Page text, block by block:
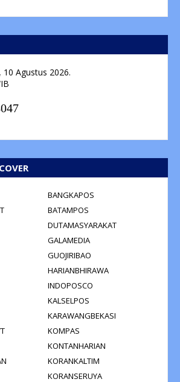
10 Agustus 2026.
BANGKAPOS
BATAMPOS
DUTAMASYARAKAT
GALAMEDIA
GUOJIRIBAO
HARIANBHIRAWA
INDOPOSCO
KALSELPOS
KARAWANGBEKASI
KOMPAS
KONTANHARIAN
KORANKALTIM
KORANSERUYA